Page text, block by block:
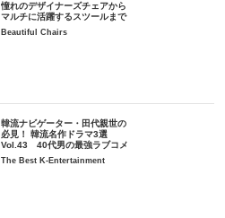
憧れのデザイナーズチェアから
マルチに活躍するスツールまで
Beautiful Chairs
韓流ナビゲーター・田代親世の
必見！ 韓流名作ドラマ3選
Vol.43 40代男の最強ラブコメ
The Best K-Entertainment